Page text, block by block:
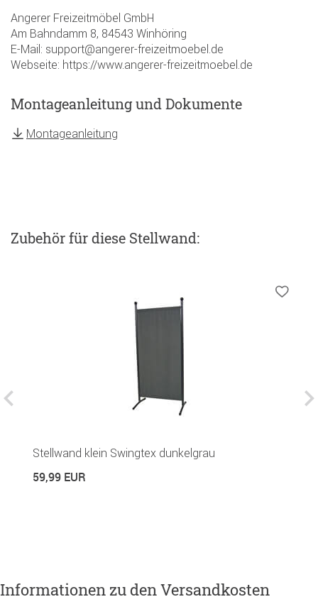
Angerer Freizeitmöbel GmbH
Am Bahndamm 8, 84543 Winhöring
E-Mail: support@angerer-freizeitmoebel.de
Webseite: https://www.angerer-freizeitmoebel.de
Montageanleitung und Dokumente
Montageanleitung
Zubehörfür diese Stellwand:
Stellwand klein Swingtex dunkelgrau
59,99 EUR
Informationen zu den Versandkosten